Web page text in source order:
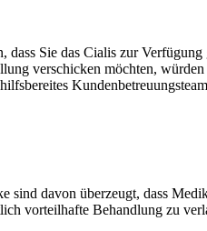
dass Sie das Cialis zur
verschicken möchten,
sind davon überzeugt, dass
vorteilhafte Behandlung zu